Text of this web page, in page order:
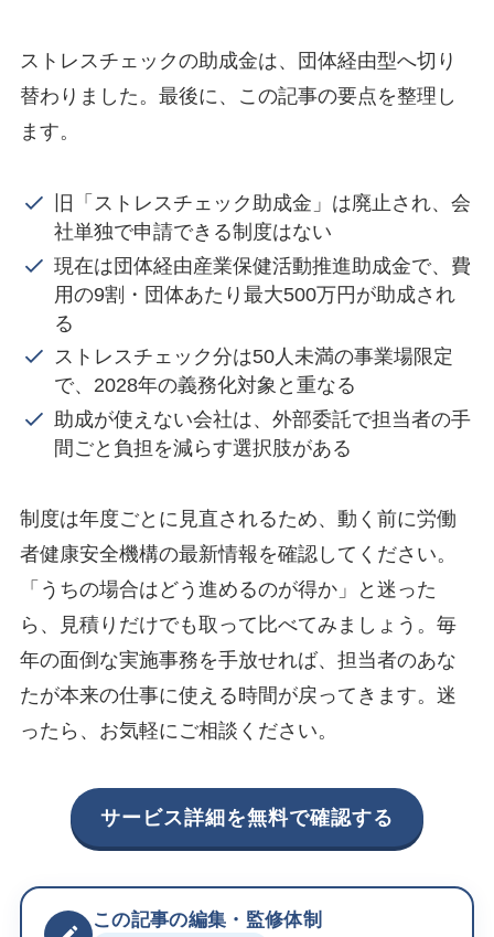
ストレスチェックの助成金は、団体経由型へ切り
替わりました。最後に、この記事の要点を整理し
ます。
旧「ストレスチェック助成金」は廃止され、会
社単独で申請できる制度はない
現在は団体経由産業保健活動推進助成金で、費
用の9割・団体あたり最大500万円が助成され
る
ストレスチェック分は50人未満の事業場限定
で、2028年の義務化対象と重なる
助成が使えない会社は、外部委託で担当者の手
間ごと負担を減らす選択肢がある
制度は年度ごとに見直されるため、動く前に労働
者健康安全機構の最新情報を確認してください。
「うちの場合はどう進めるのが得か」と迷った
ら、見積りだけでも取って比べてみましょう。毎
年の面倒な実施事務を手放せれば、担当者のあな
たが本来の仕事に使える時間が戻ってきます。迷
ったら、お気軽にご相談ください。
サービス詳細を無料で確認する
この記事の編集・監修体制